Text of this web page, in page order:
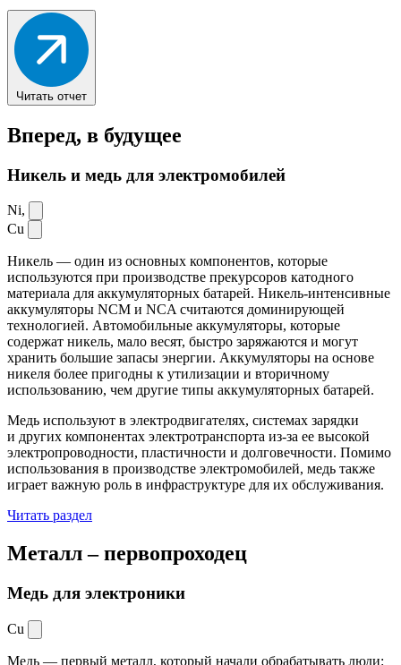
Читать отчет
Вперед, в будущее
Никель и медь для электромобилей
Ni,
Cu
Никель — один из основных компонентов, которые
используются при производстве прекурсоров катодного
материала для аккумуляторных батарей. Никель-интенсивные
аккумуляторы NCM и NCA считаются доминирующей
технологией. Автомобильные аккумуляторы, которые
содержат никель, мало весят, быстро заряжаются и могут
хранить большие запасы энергии. Аккумуляторы на основе
никеля более пригодны к утилизации и вторичному
использованию, чем другие типы аккумуляторных батарей.
Медь используют в электродвигателях, системах зарядки
и других компонентах электротранспорта из-за ее высокой
электропроводности, пластичности и долговечности. Помимо
использования в производстве электромобилей, медь также
играет важную роль в инфраструктуре для их обслуживания.
Читать раздел
Металл –первопроходец
Медь для электроники
Cu
Медь — первый металл, который начали обрабатывать люди: